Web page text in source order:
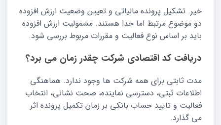
خیر. تشکیل پرونده مالیاتی و تعیین وضعیت ارزش افزوده
دو موضوع مرتبط اما جدا هستند. مشمولیت ارزش افزوده
باید بر اساس نوع فعالیت و مقررات مربوط بررسی شود.
دریافت کد اقتصادی شرکت چقدر زمان می برد؟
مدت ثابتی برای همه شرکت ها وجود ندارد. هماهنگی
اطلاعات ثبتی، دسترسی نماینده، صحت نشانی، انتخاب
فعالیت و تایید حساب بانکی بر زمان تکمیل پرونده اثر
می گذارد.